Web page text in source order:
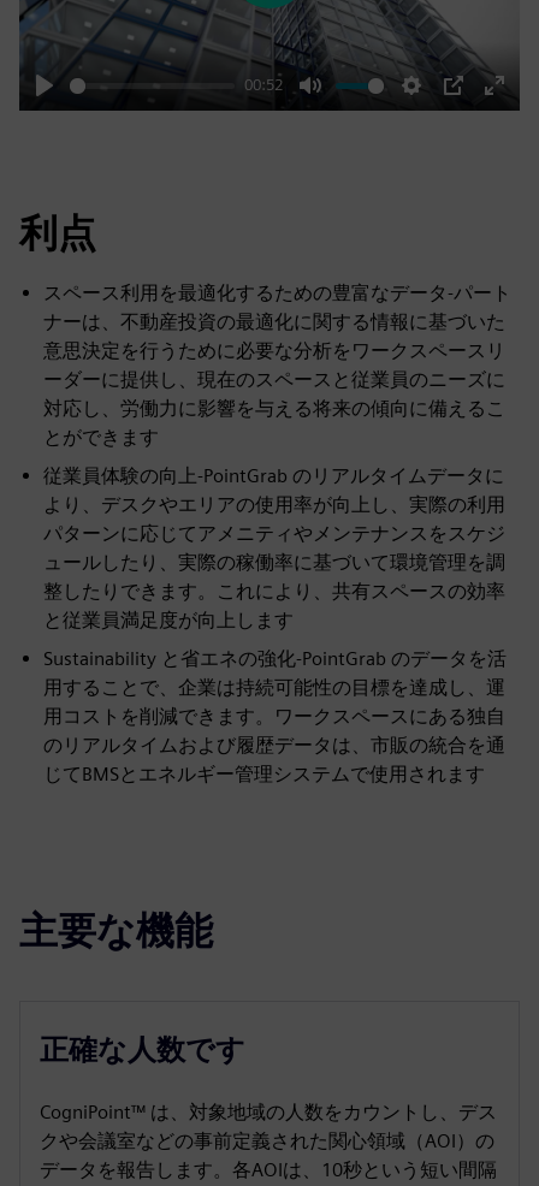
Play
00:52
Mute Settings
PIP
Enter
利点
スペース利用を最適化するための豊富なデータ-パート
ナーは、不動産投資の最適化に関する情報に基づいた
意思決定を行うために必要な分析をワークスペースリ
ーダーに提供し、現在のスペースと従業員のニーズに
対応し、労働力に影響を与える将来の傾向に備えるこ
とができます
従業員体験の向上-PointGrab のリアルタイムデータに
より、デスクやエリアの使用率が向上し、実際の利用
パターンに応じてアメニティやメンテナンスをスケジ
ュールしたり、実際の稼働率に基づいて環境管理を調
整したりできます。これにより、共有スペースの効率
と従業員満足度が向上します
Sustainability と省エネの強化-PointGrab のデータを活
用することで、企業は持続可能性の目標を達成し、運
用コストを削減できます。ワークスペースにある独自
のリアルタイムおよび履歴データは、市販の統合を通
じてBMSとエネルギー管理システムで使用されます
主要な機能
正確な人数です
CogniPoint™ は、対象地域の人数をカウントし、デス
クや会議室などの事前定義された関心領域（AOI）の
データを報告します。各AOIは、10秒という短い間隔